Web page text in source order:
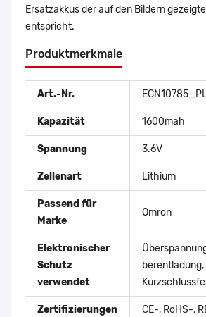
Ersatzakkus der auf den Bildern
entspricht.
Produktmerkmale
Art.-Nr.
Kapazität 1600mah
Spannung 3.6V
Zellenart Lithium
Passend für
Marke
Omron
Elektronischer
Schutz
verwendet
Zertifizierungen
CE-, RoHS-,